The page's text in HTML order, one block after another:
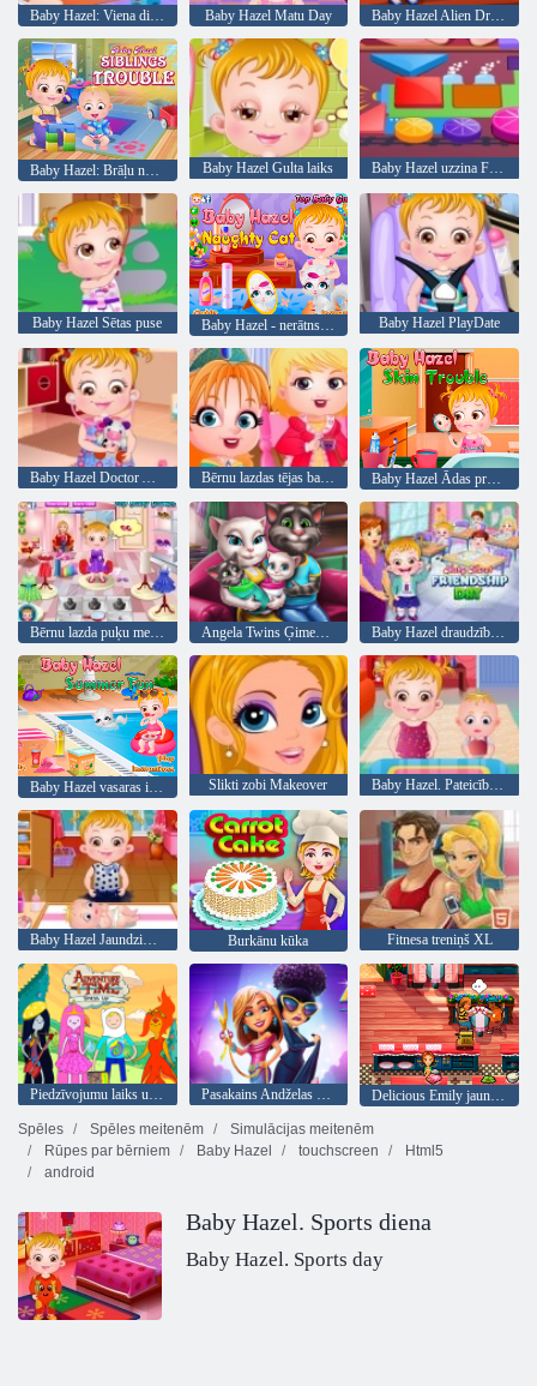
Baby Hazel: Viena diena bērnudārzā Baby Hazel Matu Day Baby Hazel Alien Draugs
Baby Hazel Gulta laiks Baby Hazel uzzina Formas
Baby Hazel Sētas puse Baby Hazel - nerātns kaķis Baby Hazel PlayDate
Baby Hazel Doctor Atskaņot Bērnu lazdas tējas ballīte Baby Hazel Ādas problēmas
Bērnu lazda puķu meitene Angela Twins Ģimenes diena Baby Hazel draudzības diena
Slikti zobi Makeover Baby Hazel. Pateicība fun
Baby Hazel Jaundzimušo Vakcinācija Burkānu kūka Fitnesa treniņš XL
Piedzīvojumu laiks uzposties Pasakains Andželas modes drudzis
Delicious Emily jauns sākums Valentīna Edition
Spēles
Spēles meitenēm
Simulācijas meitenēm
Rūpes par bērniem
Baby Hazel touchscreen
Html5
android
Baby Hazel. Sports diena
Baby Hazel. Sports day